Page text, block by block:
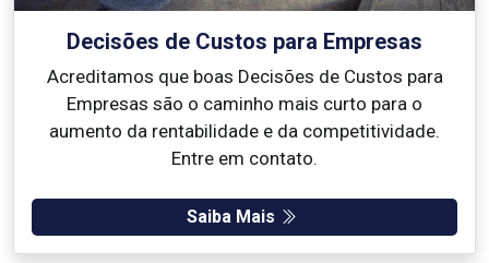
Decisões de Custos para Empresas
Acreditamos que boas Decisões de Custos para
Empresas são o caminho mais curto para o
aumento da rentabilidade e da competitividade.
Entre em contato.
Saiba Mais